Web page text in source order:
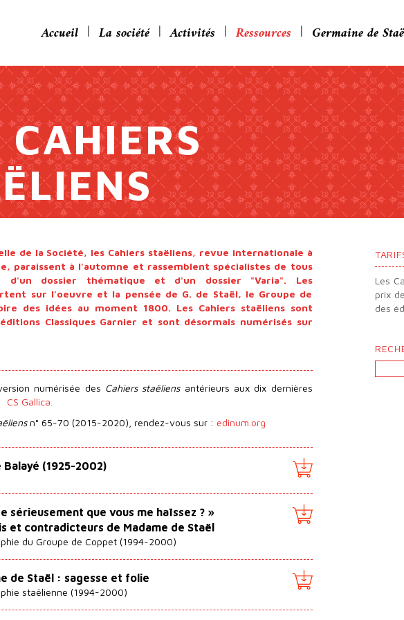
Accueil La société Activités Ressources Germaine de
CAHIERS
de la Société, les Cahiers staëliens, revue internationale à
paraissent à l'automne et rassemblent spécialistes de tous
d'un dossier thématique et d'un dossier "Varia". Les
sur l'oeuvre et la pensée de G. de Staël, le Groupe de
des idées au moment 1800. Les Cahiers staëliens sont
Classiques Garnier et sont désormais numérisés sur
numérisée des Cahiers staëliensantérieurs aux dix dernières
CS Gallica.
n° 65-70 (2015-2020), rendez-vous sur : edinum.org
Balayé (1925-2002)
sérieusement que vous me haïssez ? »
et contradicteurs de Madame de Staël
du Groupe de Coppet (1994-2000)
de Staël : sagesse et folie
staëlienne (1994-2000)
Les
prix
des